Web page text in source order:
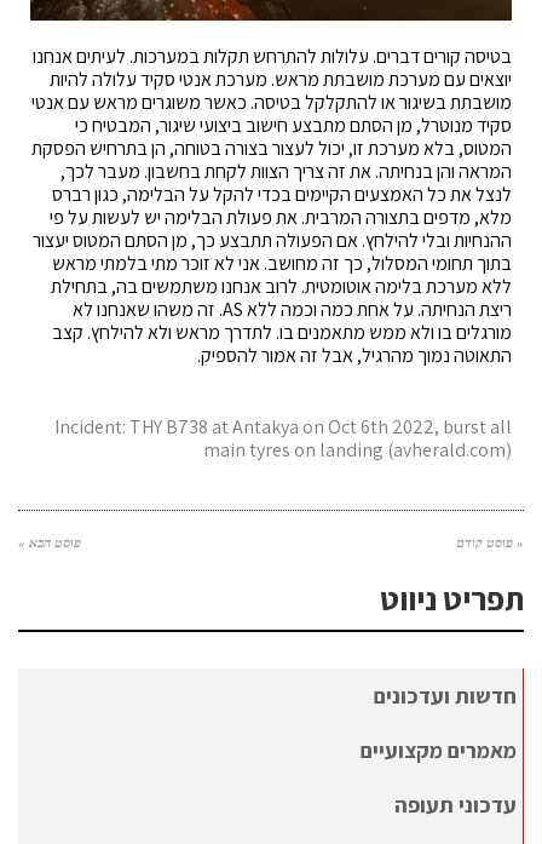
בטיסה קורים דברים. עלולות להתרחש תקלות במערכות. לעיתים אנחנו
יוצאים עם מערכת מושבתת מראש. מערכת אנטי סקיד עלולה להיות
מושבתת בשיגור או להתקלקל בטיסה. כאשר משוגרים מראש עם אנטי
סקיד מנוטרל, מן הסתם מתבצע חישוב ביצועי שיגור, המבטיח כי
המטוס, בלא מערכת זו, יכול לעצור בצורה בטוחה, הן בתרחיש הפסקת
המראה והן בנחיתה. את זה צריך הצוות לקחת בחשבון. מעבר לכך,
לנצל את כל האמצעים הקיימים בכדי להקל על הבלימה, כגון רברס
מלא, מדפים בתצורה המרבית. את פעולת הבלימה יש לעשות על פי
ההנחיות ובלי להילחץ. אם הפעולה תתבצע כך, מן הסתם המטוס יעצור
בתוך תחומי המסלול, כך זה מחושב. אני לא זוכר מתי בלמתי מראש
ללא מערכת בלימה אוטומטית. לרוב אנחנו משתמשים בה, בתחילת
ריצת הנחיתה. על אחת כמה וכמה ללא AS. זה משהו שאנחנו לא
מורגלים בו ולא ממש מתאמנים בו. לתדרך מראש ולא להילחץ. קצב
התאוטה נמוך מהרגיל, אבל זה אמור להספיק.
Incident: THY B738 at Antakya on Oct 6th 2022, burst all
main tyres on landing (avherald.com)
« פוסט קודם פוסט הבא »
תפריט ניווט
חדשות ועדכונים
מאמרים מקצועיים
עדכוני תעופה